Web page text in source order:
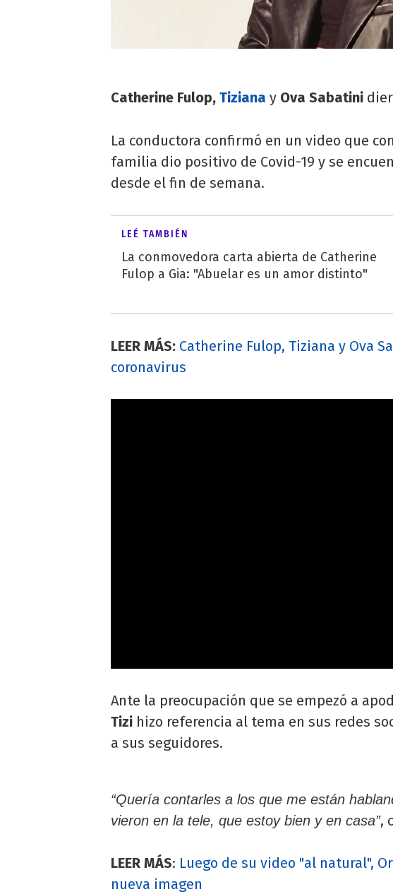
Catherine Fulop, Tiziana y Ova Sabatini
La conductora confirmó en un video que
familia dio positivo de Covid-19 y se
desde el fin de semana.
LEÉ TAMBIÉN
La conmovedora carta abierta de Catherine
Fulop a Gia: "Abuelar es un amor distinto"
LEER MÁS: Catherine Fulop, Tiziana y Ova
coronavirus
Ante la preocupación que se empezó a
Tizi hizo referencia al tema en sus redes
a sus seguidores.
“Quería contarles a los que me están
vieron en la tele, que estoy bien y en casa”,
LEER MÁS: Luego de su video "al natural",
nueva imagen